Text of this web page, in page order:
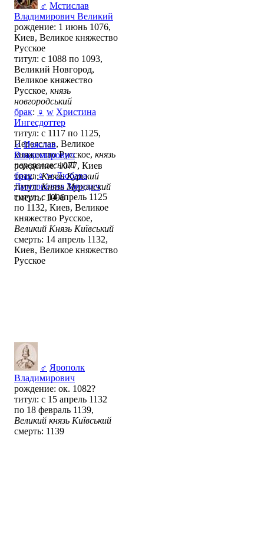
♂ Мстислав
Владимирович Великий
рождение: 1 июнь 1076,
Киев, Великое княжество
Русское
титул: с 1088 по 1093,
Великий Новгород,
Великое княжество
Русское, князь
новгородський
брак: ♀ w Христина
Ингесдоттер
титул: с 1117 по 1125,
Переяслав, Великое
княжество Русское, князь
переяславський
брак:♀ w Любава
Дмитриевна Завидич
титул: с 14 апрель 1125
по 1132, Киев, Великое
княжество Русское,
Великий Князь Київський
смерть: 14 апрель 1132,
Киев, Великое княжество
Русское
♂ Изяслав
Владимирович
рождение: 1077, Киев
титул:Князь Курский
титул:Князь Муромский
смерть: 1096
♂ Ярополк
Владимирович
рождение: ок. 1082?
титул: с 15 апрель 1132
по 18 февраль 1139,
Великий князь Київський
смерть: 1139